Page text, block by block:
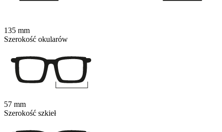
135 mm
Szerokość okularów
57 mm
Szerokość szkieł